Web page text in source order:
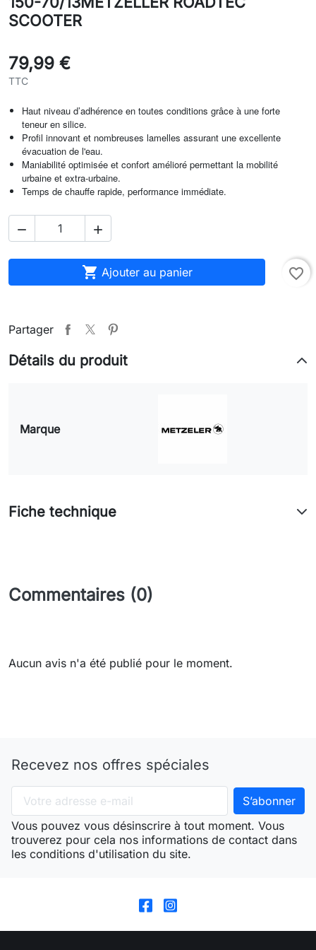
SCOOTER
79,99 €
TTC
Haut niveau d’adhérence en toutes conditions grâce à une forte
teneur en silice.
Profil innovant et nombreuses lamelles assurant une excellente
évacuation de l'eau.
Maniabilité optimisée et confort amélioré permettant la mobilité
urbaine et extra-urbaine.
Temps de chauffe rapide, performance immédiate.
 
 Ajouter au panier favorite_border
Partager
Détails du produit
Marque
Fiche technique
Commentaires (0)
Aucun avis n'a été publié pour le moment.
Recevez nos offres spéciales
Vous pouvez vous désinscrire à tout moment. Vous
trouverez pour cela nos informations de contact dans
les conditions d'utilisation du site.